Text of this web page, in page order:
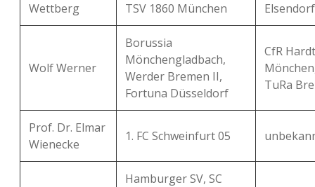
Wettberg
TSV 1860 München
Elsendorf
Wolf Werner
Borussia
Mönchengladbach,
Werder Bremen II,
Fortuna Düsseldorf
CfR
TuRa
Prof. Dr. Elmar
Wienecke
1. FC Schweinfurt 05
Hamburger SV, SC